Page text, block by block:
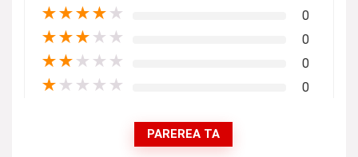
★★★★ ★ 0
★★★ ★ ★ 0
★★ ★ ★ ★ 0
★ ★ ★ ★ ★ 0
PAREREA TA